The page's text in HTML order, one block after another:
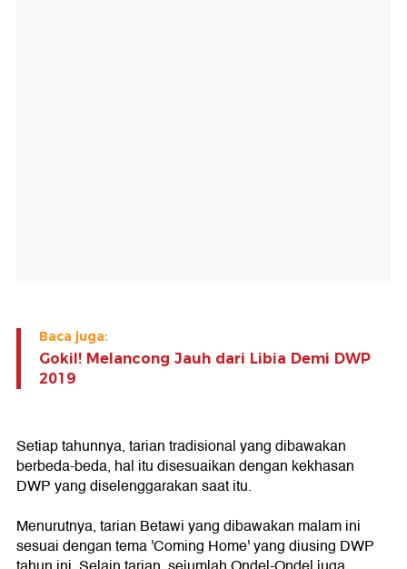
Baca juga:
Gokil! Melancong Jauh dari Libia Demi DWP
2019
Setiap tahunnya, tarian tradisional yang dibawakan
berbeda-beda, hal itu disesuaikan dengan kekhasan
DWP yang diselenggarakan saat itu.
Menurutnya, tarian Betawi yang dibawakan malam ini
sesuai dengan tema 'Coming Home' yang diusing DWP